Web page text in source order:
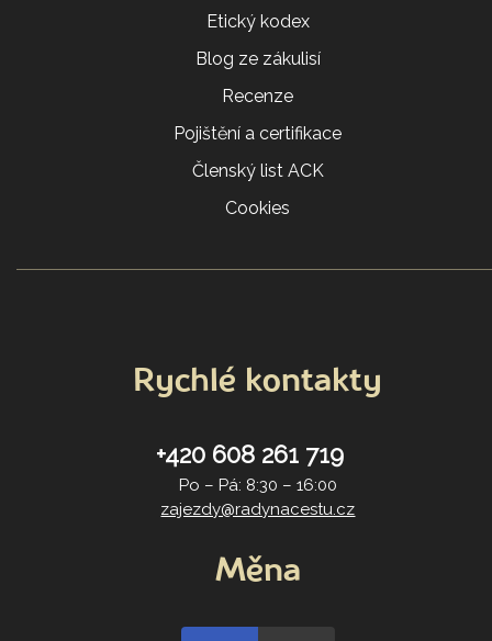
Etický kodex
Blog ze zákulisí
Recenze
Pojištění a certifikace
Členský list ACK
Cookies
Rychlé kontakty
+420 608 261 719
Po – Pá: 8:30 – 16:00
zajezdy@radynacestu.cz
Měna